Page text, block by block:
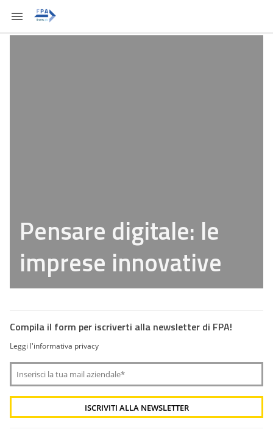
Pensare digitale: le
imprese innovative
Compila il form per iscriverti alla newsletter di FPA!
Leggi l'informativa privacy